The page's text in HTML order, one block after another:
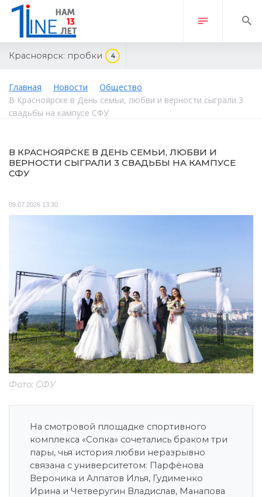
Красноярск: пробки 4
Главная Новости
Общество
В Красноярске в День семьи, любви и верности сыграли 3
свадьбы на кампусе СФУ
В КРАСНОЯРСКЕ В ДЕНЬ СЕМЬИ, ЛЮБВИ И
ВЕРНОСТИ СЫГРАЛИ 3 СВАДЬБЫ НА КАМПУСЕ
СФУ
09.07.2026 13:30
Фото: СФУ
На смотровой площадке спортивного
комплекса «Сопка» сочетались браком три
пары, чья история любви неразрывно
связана с университетом: Парфёнова
Вероника и Алпатов Илья, Гудименко
Ирина и Четверугин Владислав, Манапова